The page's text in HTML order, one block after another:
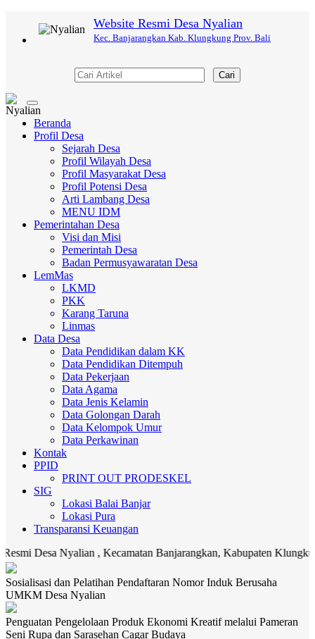
Website Resmi Desa Nyalian
Kec. Banjarangkan Kab. Klungkung Prov. Bali
Cari
Toggle
navigation
Beranda
Profil Desa
Sejarah Desa
Profil Wilayah Desa
Profil Masyarakat Desa
Profil Potensi Desa
Arti Lambang Desa
MENU IDM
Pemerintahan Desa
Visi dan Misi
Pemerintah Desa
Badan Permusyawaratan Desa
LemMas
LKMD
PKK
Karang Taruna
Linmas
Data Desa
Data Pendidikan dalam KK
Data Pendidikan Ditempuh
Data Pekerjaan
Data Agama
Data Jenis Kelamin
Data Golongan Darah
Data Kelompok Umur
Data Perkawinan
Kontak
PPID
PRINT OUT PRODESKEL
SIG
Lokasi Balai Banjar
Lokasi Pura
Transparansi Keuangan
Nyalian , Kecamatan Banjarangkan, Kabupaten Klungkung.
Sosialisasi dan Pelatihan Pendaftaran Nomor Induk Berusaha
UMKM Desa Nyalian
Penguatan Pengelolaan Produk Ekonomi Kreatif melalui Pameran
Seni Rupa dan Sarasehan Cagar Budaya